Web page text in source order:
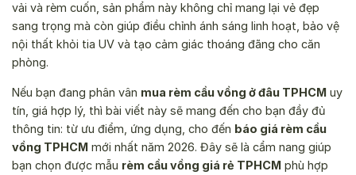
vải và rèm cuốn, sản phẩm này không chỉ mang lại vẻ đẹp
sang trọng mà còn giúp điều chỉnh ánh sáng linh hoạt, bảo vệ
nội thất khỏi tia UV và tạo cảm giác thoáng đãng cho căn
phòng.
Nếu bạn đang phân vân mua rèm cầu vồng ở đâu TPHCM uy
tín, giá hợp lý, thì bài viết này sẽ mang đến cho bạn đầy đủ
thông tin: từ ưu điểm, ứng dụng, cho đến báo giá rèm cầu
vồng TPHCM mới nhất năm 2026. Đây sẽ là cẩm nang giúp
bạn chọn được mẫu rèm cầu vồng giá rẻ TPHCM phù hợp